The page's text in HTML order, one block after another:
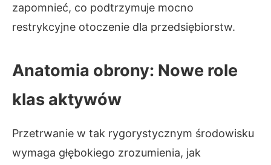
zapomnieć, co podtrzymuje mocno
restrykcyjne otoczenie dla przedsiębiorstw.
Anatomia obrony: Nowe role
klas aktywów
Przetrwanie w tak rygorystycznym środowisku
wymaga głębokiego zrozumienia, jak